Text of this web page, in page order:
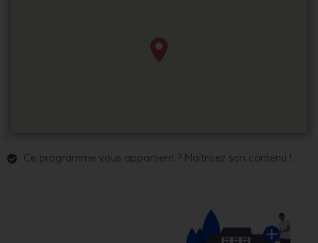
Ce programme vous appartient ? Maîtrisez son contenu !